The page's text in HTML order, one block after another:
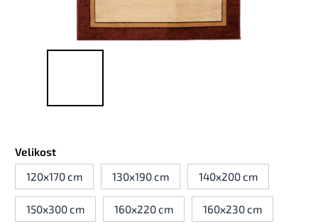
Velikost
120x170 cm
130x190 cm 140x200 cm
150x300 cm 160x220 cm 160x230 cm